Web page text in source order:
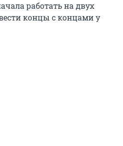
работать на двух
концы с концами у